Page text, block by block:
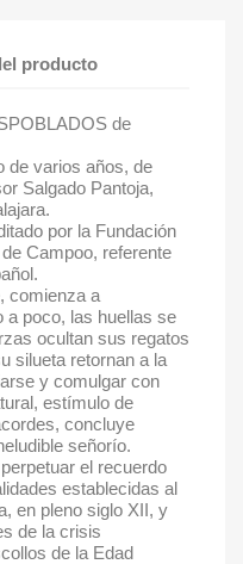
producto
de
de varios años, de
Salgado Pantoja,
por la Fundación
Campoo, referente
comienza a
a poco, las huellas se
ocultan sus regatos
silueta retornan a la
y comulgar con
estímulo de
concluye
señorío.
el recuerdo
establecidas al
en pleno siglo XII, y
de la crisis
de la Edad
×
products in your wish
Sign in